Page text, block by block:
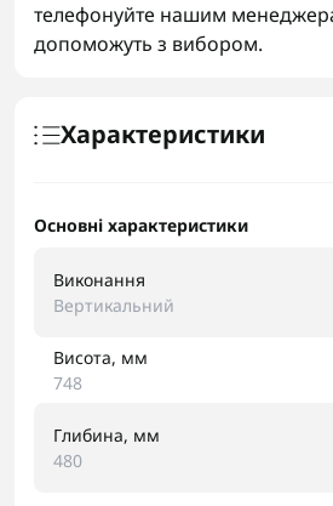
телефонуйте нашим
допоможуть з вибором.
Характеристики
Основні характеристики
Виконання
Вертикальний
Висота, мм
748
Глибина, мм
480